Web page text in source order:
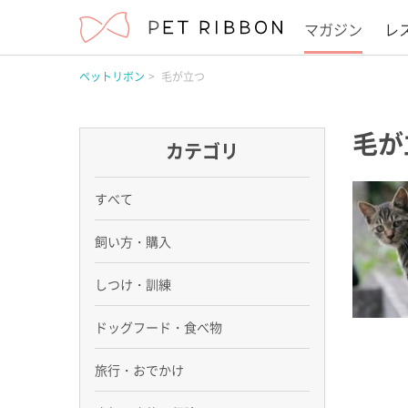
マガジン レ
ペットリボン 毛が立つ
毛
カテゴリ
すべて
飼い方・購入
しつけ・訓練
ドッグフード・食べ物
旅行・おでかけ